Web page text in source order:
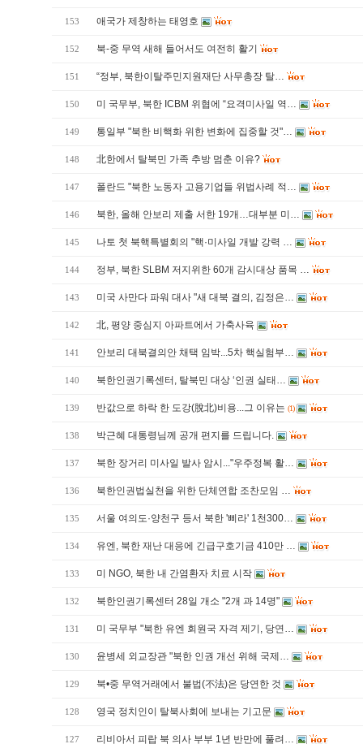
153 애국가 제창하는 태영호
152 북-중 무역 새해 들어서도 여전히 활기
151 “정부, 북한이탈주민지원재단 사무총장 탈…
150 미 국무부, 북한 ICBM 위협에 “요격미사일 역…
149 통일부 "북한 비핵화 위한 변화에 집중할 것"…
148 北한에서 탈북민 가족 추방 멈춘 이유?
147 폴란드 "북한 노동자 고용기업들 위법사례 적…
146 북한, 올해 안보리 제출 서한 19개…대부분 미…
145 나토 첫 북핵특별회의 "핵·미사일 개발 강력 …
144 정부, 북한 SLBM 저지위한 60개 감시대상 품목 …
143 미국 사만다 파워 대사 "새 대북 결의, 김정은…
142 北, 평양 중심지 아파트에서 가축사육
141 안보리 대북결의안 채택 임박...5차 핵실험부…
140 북한인권기록센터, 탈북민 대상 ‘인권 실태…
139 반값으로 하락 한 도강(脫北)비용...그 이유는 (1)
138 박근혜 대통령님께 공개 편지를 드립니다.
137 북한 장거리 미사일 발사 암시..."우주정복 활…
136 북한인권법실천을 위한 단체연합 조찬모임 …
135 서울 여의도·양천구 등서 북한 '삐라' 1천300…
134 유엔, 북한 재난 대응에 긴급구호기금 410만 …
133 미 NGO, 북한 내 간염환자 치료 시작
132 북한인권기록센터 28일 개소 "2개 과 14명"
131 미 국무부 "북한 유엔 회원국 자격 제기, 당연…
130 윤병세 외교장관 "북한 인권 개선 위해 국제…
129 북•중 무역거래에서 불법(不法)은 당연한 것
128 영국 정치인이 탈북사회에 보내는 기고문
127 리비아서 피랍 북 의사 부부 1년 반만에 풀려…